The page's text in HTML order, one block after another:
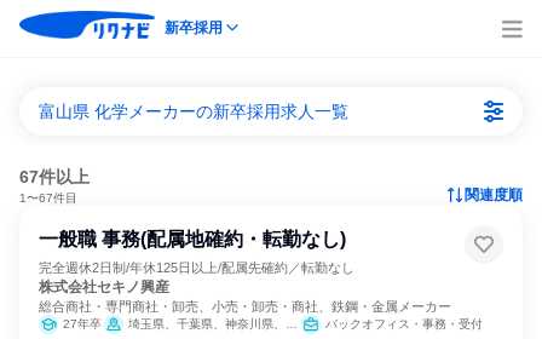
新卒採用
富山県 化学メーカーの新卒採用求人一覧
67件以上
1〜67件目 関連度順
一般職 事務(配属地確約・転勤なし)
完全週休2日制/年休125日以上/配属先確約／転勤なし
株式会社セキノ興産
総合商社・専門商社・卸売、小売・卸売・商社、鉄鋼・金属メーカー
27年卒 埼玉県、千葉県、神奈川県、新潟県、富山県、山梨県、愛知県、滋賀県 バックオフィス・事務・受付